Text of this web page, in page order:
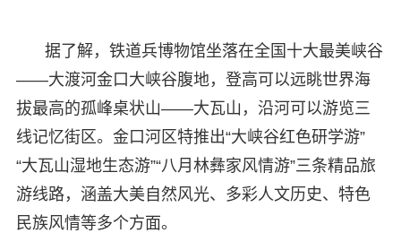
据了解，铁道兵博物馆坐落在全国十大最美峡谷
——大渡河金口大峡谷腹地，登高可以远眺世界海
拔最高的孤峰桌状山——大瓦山，沿河可以游览三
线记忆街区。金口河区特推出“大峡谷红色研学游”
“大瓦山湿地生态游”“八月林彝家风情游”三条精品旅
游线路，涵盖大美自然风光、多彩人文历史、特色
民族风情等多个方面。